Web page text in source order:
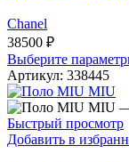
Chanel
38500 ₽
Выберите
Артикул: 338445
Быстрый просмотр
Добавить в